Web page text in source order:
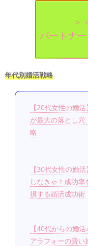
＞
パートナ
年代別婚活戦略
【20代女性の婚
が最大の落とし
略
【30代女性の婚
しなきゃ！成功
損する婚活成功術
【40代からの婚
アラフォーの賢